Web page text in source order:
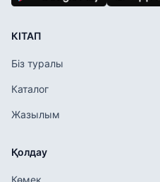
КІТАП
Біз туралы
Каталог
Жазылым
Қолдау
Көмек